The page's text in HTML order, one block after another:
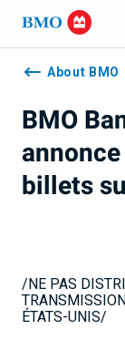
Sauter la navigation
Navigation
skippedAbout BMO
BMO
billets
/NE PAS
ÉTATS-UNIS/